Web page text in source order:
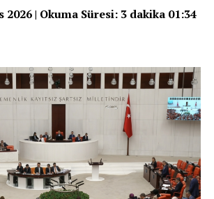
| Okuma Süresi: 3 dakika 01:34